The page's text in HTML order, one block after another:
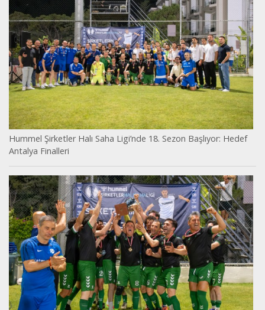
Hummel Şirketler Halı Saha Ligi’nde 18. Sezon Başlıyor: Hedef
Antalya Finalleri